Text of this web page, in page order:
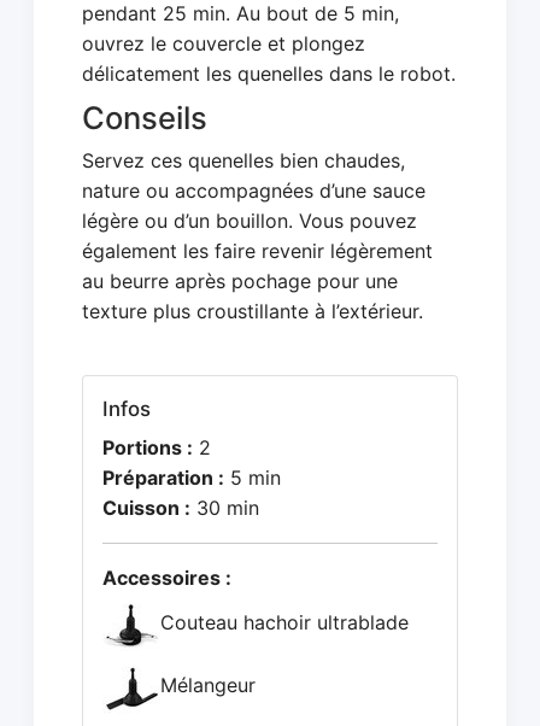
pendant 25 min. Au bout de 5 min,
ouvrez le couvercle et plongez
délicatement les quenelles dans le robot.
Conseils
Servez ces quenelles bien chaudes,
nature ou accompagnées d’une sauce
légère ou d’un bouillon. Vous pouvez
également les faire revenir légèrement
au beurre après pochage pour une
texture plus croustillante à l’extérieur.
Infos
Portions : 2
Préparation : 5 min
Cuisson : 30 min
Accessoires :
Couteau hachoir ultrablade
Mélangeur